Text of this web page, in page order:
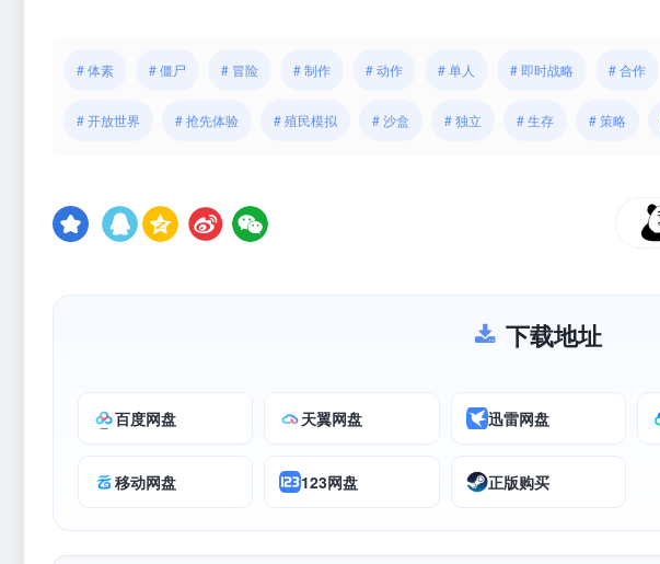
# 体素 # 僵尸 # 冒险 # 制作 # 动作 # 单人 # 即时战略 # 合作
# 开放世界 # 抢先体验 # 殖民模拟 # 沙盒 # 独立 # 生存 # 策略
下载地址
百度网盘 天翼网盘 迅雷网盘
移动网盘 123网盘 正版购买